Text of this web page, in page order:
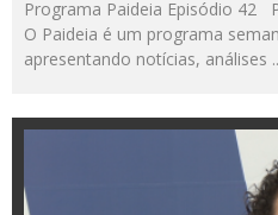
Programa Paideia Episódio 42
O Paideia é um programa
apresentando notícias, análises